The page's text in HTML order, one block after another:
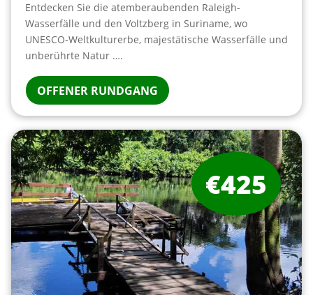
Entdecken Sie die atemberaubenden Raleigh-
Wasserfälle und den Voltzberg in Suriname, wo
UNESCO-Weltkulturerbe, majestätische Wasserfälle und
unberührte Natur ….
OFFENER RUNDGANG
€425